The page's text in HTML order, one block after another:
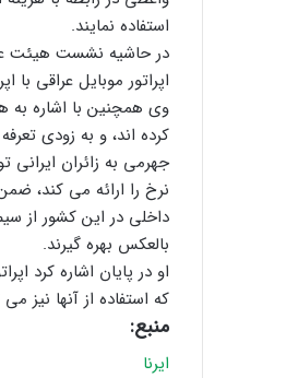
استفاده نمایند.
در حاشیه نشست هیئت
اپراتور موبایل عراقی با
وی همچنین با اشاره به
کرده اند، و به زودی
جهرمی به زائران ایرانی
نرخ را ارائه می کند،
داخلی در این کشور از
بالعکس بهره گیرند.
او در پایان اشاره کرد
که استفاده از آنها نیز
منبع:
ایرنا